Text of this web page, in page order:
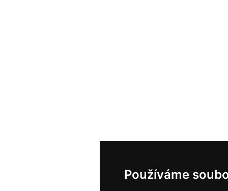
Používáme